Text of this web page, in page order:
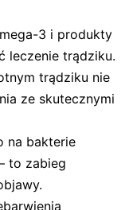
3 i produkty
leczenie trądziku.
trądziku nie
ze skutecznymi
na bakterie
to zabieg